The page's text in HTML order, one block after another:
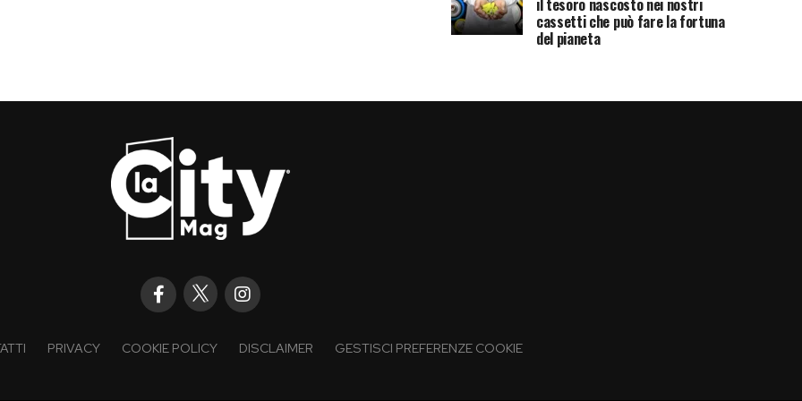
il tesoro nascosto nei nostri
cassetti che può fare la fortuna
del pianeta
PRIVACY COOKIE POLICY DISCLAIMER GESTISCI PREFERENZE COOKIE